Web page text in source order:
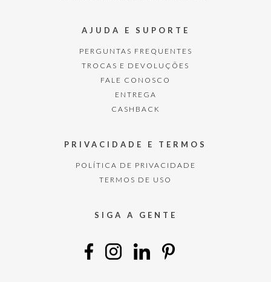
AJUDA E SUPORTE
PERGUNTAS FREQUENTES
TROCAS E DEVOLUÇÕES
FALE CONOSCO
ENTREGA
CASHBACK
PRIVACIDADE E TERMOS
POLÍTICA DE PRIVACIDADE
TERMOS DE USO
SIGA A GENTE